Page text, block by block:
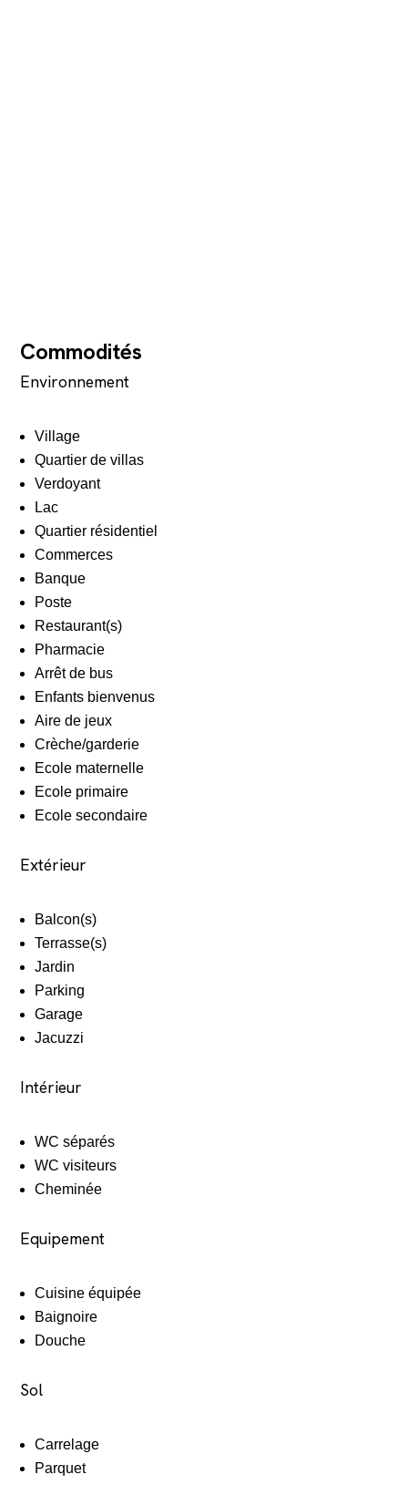
Commodités
Environnement
Village
Quartier de villas
Verdoyant
Lac
Quartier résidentiel
Commerces
Banque
Poste
Restaurant(s)
Pharmacie
Arrêt de bus
Enfants bienvenus
Aire de jeux
Crèche/garderie
Ecole maternelle
Ecole primaire
Ecole secondaire
Extérieur
Balcon(s)
Terrasse(s)
Jardin
Parking
Garage
Jacuzzi
Intérieur
WC séparés
WC visiteurs
Cheminée
Equipement
Cuisine équipée
Baignoire
Douche
Sol
Carrelage
Parquet